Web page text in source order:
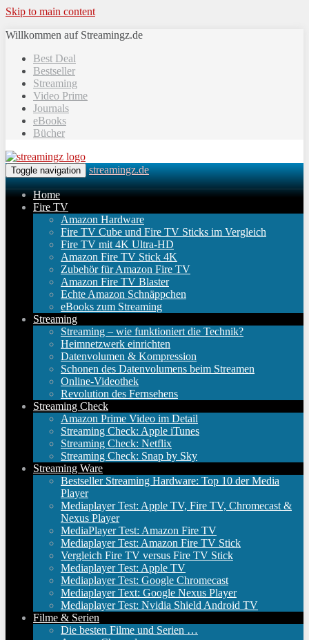
Skip to main content
Willkommen auf Streamingz.de
Best Deal
Bestseller
Streaming
Video Prime
Journals
eBooks
Bücher
Toggle navigation streamingz.de
Home
Fire TV
Amazon Hardware
Fire TV Cube und Fire TV Sticks im Vergleich
Fire TV mit 4K Ultra-HD
Amazon Fire TV Stick 4K
Zubehör für Amazon Fire TV
Amazon Fire TV Blaster
Echte Amazon Schnäppchen
eBooks zum Streaming
Streaming
Streaming – wie funktioniert die Technik?
Heimnetzwerk einrichten
Datenvolumen & Kompression
Schonen des Datenvolumens beim Streamen
Online-Videothek
Revolution des Fernsehens
Streaming Check
Amazon Prime Video im Detail
Streaming Check: Apple iTunes
Streaming Check: Netflix
Streaming Check: Snap by Sky
Streaming Ware
Bestseller Streaming Hardware: Top 10 der Media
Player
Mediaplayer Test: Apple TV, Fire TV, Chromecast &
Nexus Player
MediaPlayer Test: Amazon Fire TV
Mediaplayer Test: Amazon Fire TV Stick
Vergleich Fire TV versus Fire TV Stick
Mediaplayer Test: Apple TV
Mediaplayer Test: Google Chromecast
Mediaplayer Text: Google Nexus Player
Mediaplayer Test: Nvidia Shield Android TV
Filme & Serien
Die besten Filme und Serien …